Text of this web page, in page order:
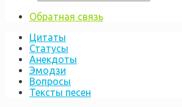
Обратная связь
Цитаты
Статусы
Анекдоты
Эмодзи
Вопросы
Тексты песен